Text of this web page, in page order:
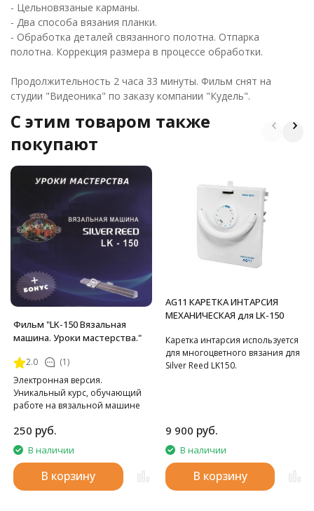
- Цельновязаные карманы.
- Два способа вязания планки.
- Обработка деталей связанного полотна. Отпарка
полотна. Коррекция размера в процессе обработки.
Продолжительность 2 часа 33 минуты. Фильм снят на
студии "Видеоника" по заказу компании "Кудель".
C этим товаром также
покупают
Фильм "LK-150 Вязальная
машина. Уроки мастерства."
2.0
(1)
Электронная версия.
Уникальный курс, обучающий
работе на вязальной машине
250 руб.
В наличии
В корзину
AG11 КАРЕТКА ИНТАРСИЯ
МЕХАНИЧЕСКАЯ для LK-150
Каретка интарсия используется
для многоцветного вязания для
Silver Reed LK150.
9 900 руб.
В наличии
В корзину